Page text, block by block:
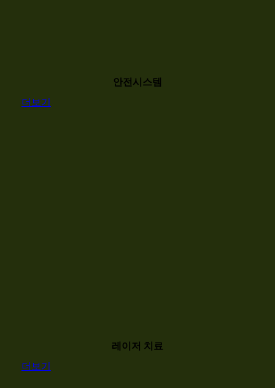
안전시스템
더보기
레이저 치료
더보기